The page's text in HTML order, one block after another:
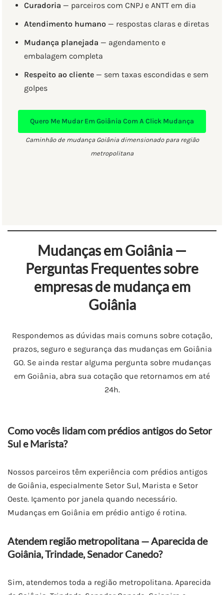
Curadoria — parceiros com CNPJ e ANTT em dia
Atendimento humano — respostas claras e diretas
Mudança planejada — agendamento e
embalagem completa
Respeito ao cliente — sem taxas escondidas e sem
golpes
Quero Me Mudar Em Goiânia Com A Click Mudança
Caminhão de mudança Goiânia dimensionado para região
metropolitana
Mudanças em Goiânia —
Perguntas Frequentes sobre
empresas de mudança em
Goiânia
Respondemos as dúvidas mais comuns sobre cotação,
prazos, seguro e segurança das mudanças em Goiânia
GO. Se ainda restar alguma pergunta sobre mudanças
em Goiânia, abra sua cotação que retornamos em até
24h.
Como vocês lidam com prédios antigos do Setor
Sul e Marista?
Nossos parceiros têm experiência com prédios antigos
de Goiânia, especialmente Setor Sul, Marista e Setor
Oeste. Içamento por janela quando necessário.
Mudanças em Goiânia em prédio antigo é rotina.
Atendem região metropolitana — Aparecida de
Goiânia, Trindade, Senador Canedo?
Sim, atendemos toda a região metropolitana. Aparecida